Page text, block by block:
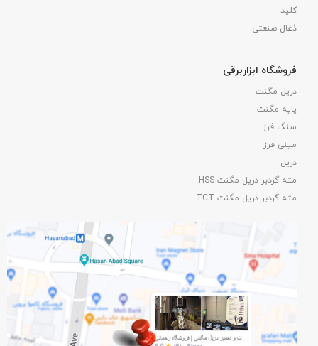
کلید
ذغال صنعتی
فروشگاه ابزاربرقی
دریل مگنت
پایه مگنت
سنگ فرز
مینی فرز
دریل
مته گردبر دریل مگنت HSS
مته گردبر دریل مگنت TCT